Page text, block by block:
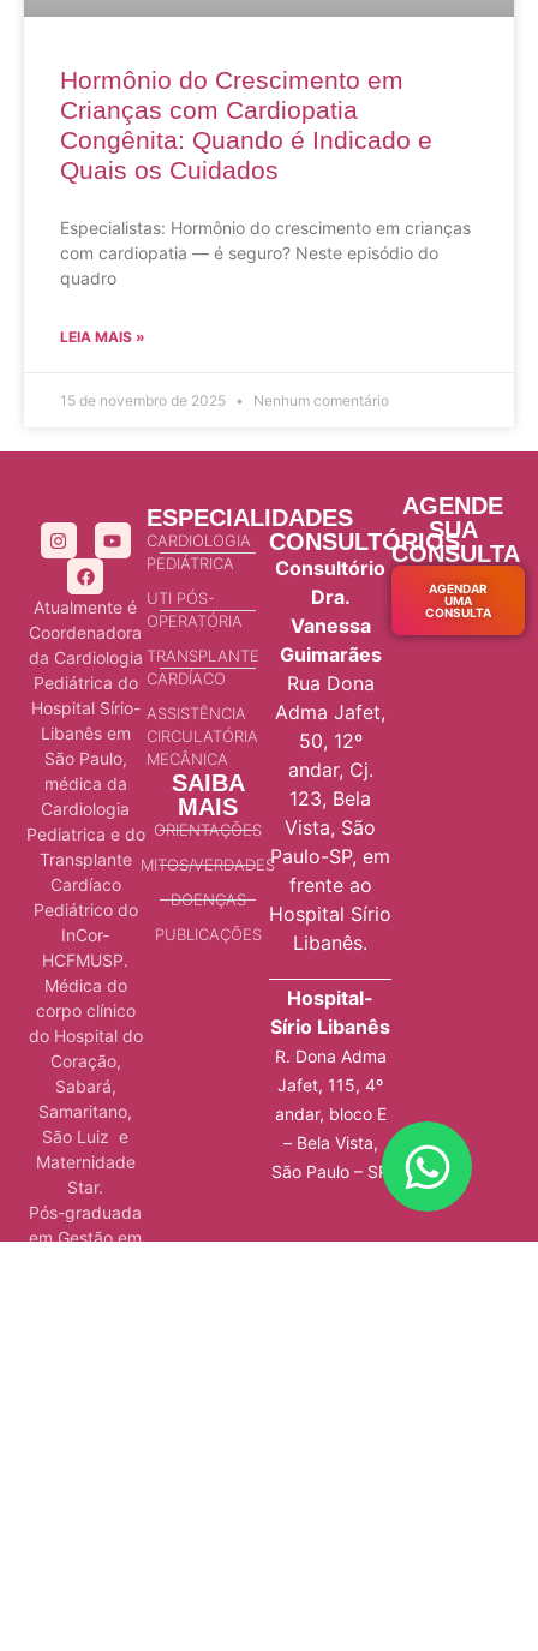
Hormônio do Crescimento em
Crianças com Cardiopatia
Congênita: Quando é Indicado e
Quais os Cuidados
Especialistas: Hormônio do crescimento em crianças
com cardiopatia — é seguro? Neste episódio do
quadro
LEIA MAIS »
15 de novembro de 2025 Nenhum comentário
Atualmente é
Coordenadora
da Cardiologia
Pediátrica do
Hospital Sírio-
Libanês em
São Paulo,
médica da
Cardiologia
Pediatrica e do
Transplante
Cardíaco
Pediátrico do
InCor-
HCFMUSP.
Médica do
corpo clínico
do Hospital do
Coração,
Sabará,
Samaritano,
São Luiz e
Maternidade
Star.
Pós-graduada
em Gestão em
ESPECIALIDADES
CARDIOLOGIA
PEDIÁTRICA
UTI PÓS-
OPERATÓRIA
TRANSPLANTE
CARDÍACO
ASSISTÊNCIA
CIRCULATÓRIA
MECÂNICA
SAIBA
MAIS
ORIENTAÇÕES
MITOS/VERDADES
DOENÇAS
PUBLICAÇÕES
CONSULTÓRIOS
Consultório
Dra.
Vanessa
Guimarães
Rua Dona
Adma Jafet,
50, 12º
andar, Cj.
123, Bela
Vista, São
Paulo-SP, em
frente ao
Hospital Sírio
Libanês.
Hospital-
Sírio Libanês
R. Dona Adma
Jafet, 115, 4º
andar, bloco E
– Bela Vista,
São Paulo – SP
AGENDE
SUA
CONSULTA
AGENDAR
UMA
CONSULTA